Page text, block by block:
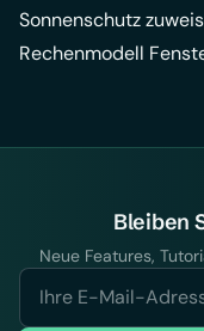
Sonnenschutz
Rechenmodell
Bleiben
Neue Features,